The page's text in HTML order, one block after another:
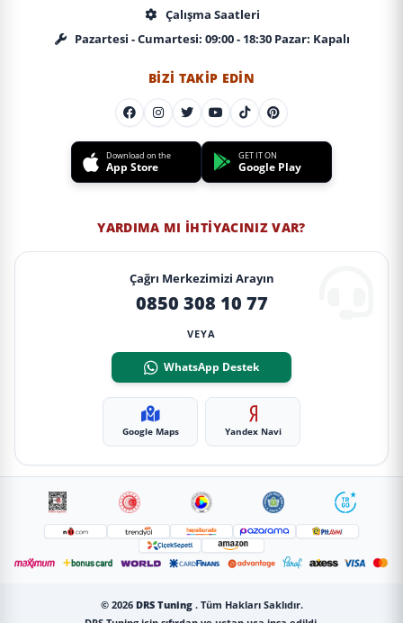
Çalışma Saatleri
Pazartesi - Cumartesi: 09:00 - 18:30 Pazar: Kapalı
BIZI TAKIP EDIN
Download on the
App Store
GET IT ON
Google Play
YARDIMA MI İHTIYACINIZ VAR?
Çağrı Merkezimizi Arayın
0850 308 10 77
VEYA
WhatsApp Destek
Google Maps Yandex Navi
© 2026 DRS Tuning . Tüm Hakları Saklıdır.